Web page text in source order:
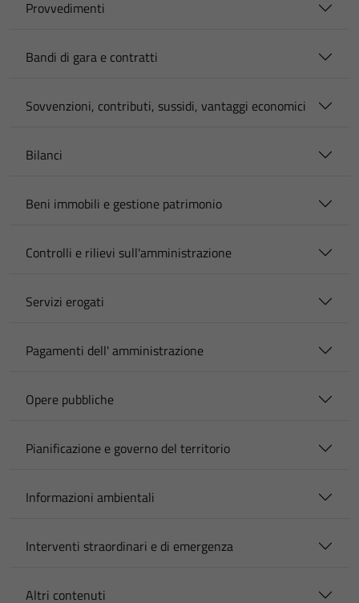
Provvedimenti
Bandi di gara e contratti
Sovvenzioni, contributi, sussidi, vantaggi economici
Bilanci
Beni immobili e gestione patrimonio
Controlli e rilievi sull'amministrazione
Servizi erogati
Pagamenti dell' amministrazione
Opere pubbliche
Pianificazione e governo del territorio
Informazioni ambientali
Interventi straordinari e di emergenza
Altri contenuti